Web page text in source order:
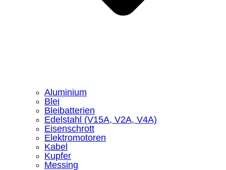
Aluminium
Blei
Bleibatterien
Edelstahl (V15A, V2A, V4A)
Eisenschrott
Elektromotoren
Kabel
Kupfer
Messing